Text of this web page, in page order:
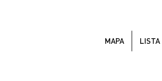
MAPA LISTA